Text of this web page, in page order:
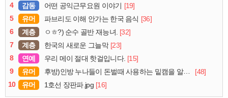
4
감동 어떤 공익근무요원 이야기 [19]
5
유머 파브리도 이해 안가는 한국 음식 [36]
6
계층 ㅇㅎ?) 순수 골반 재능녀. [32]
7
계층 한국의 새로운 그늘막 [23]
8
연예 우리 메이 절대 핫걸입니다. [15]
9
유머 후방)인방 누나들이 돈벌때 사용하는 밑캠을 알아보자
[48]
10
유머 1호선 장판파.jpg [16]